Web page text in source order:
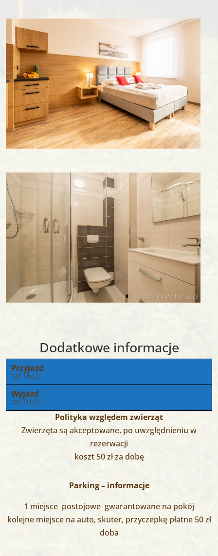
Dodatkowe informacje
Przyjazd
od 16:00
Wyjazd
do 10:00
Polityka względem zwierząt
Zwierzęta są akceptowane, po uwzględnieniu w
rezerwacji
koszt 50 zł za dobę
Parking – informacje
1 miejsce postojowe gwarantowane na pokój
kolejne miejsce na auto, skuter, przyczepkę płatne 50 zł
doba